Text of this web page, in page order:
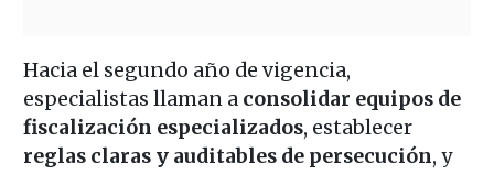
Hacia el segundo año de vigencia,
especialistas llaman a consolidar equipos de
fiscalización especializados, establecer
reglas claras y auditables de persecución, y